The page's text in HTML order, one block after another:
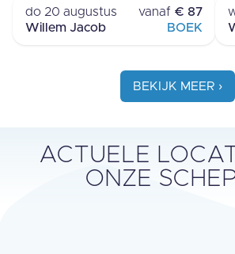
do 20 augustus vanaf € 87
Willem Jacob
BOEK
BEKIJK MEER ›
ACTUELE
ONZE